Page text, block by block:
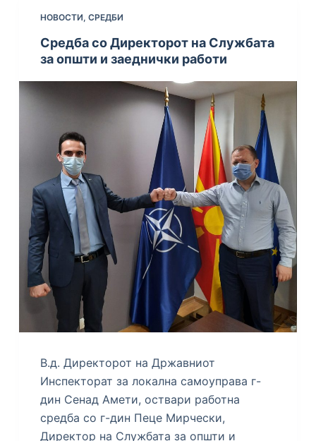
НОВОСТИ, СРЕДБИ
Средба со Директорот на Службата
за општи и заеднички работи
В.д. Директорот на Државниот
Инспекторат за локална самоуправа г-
дин Сенад Амети, оствари работна
средба со г-дин Пеце Мирчески,
Директор на Службата за општи и